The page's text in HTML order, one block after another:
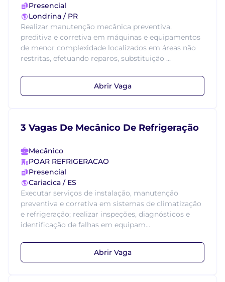
Presencial
Londrina / PR
Realizar manutenção mecânica preventiva,
preditiva e corretiva em máquinas e equipamentos
de menor complexidade localizados em áreas não
restritas, efetuando reparos, substituição ...
Abrir Vaga
3 Vagas De Mecânico De Refrigeração
Mecânico
POAR REFRIGERACAO
Presencial
Cariacica / ES
Executar serviços de instalação, manutenção
preventiva e corretiva em sistemas de climatização
e refrigeração; realizar inspeções, diagnósticos e
identificação de falhas em equipam...
Abrir Vaga